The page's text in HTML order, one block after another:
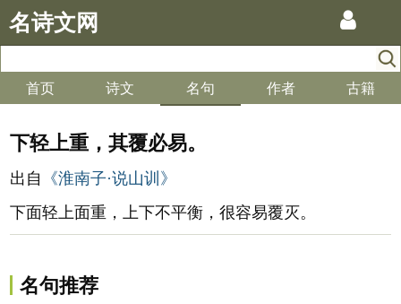
名诗文网
首页 诗文 名句 作者 古籍
下轻上重，其覆必易。
出自
《淮南子·说山训》
下面轻上面重，上下不平衡，很容易覆灭。
名句推荐